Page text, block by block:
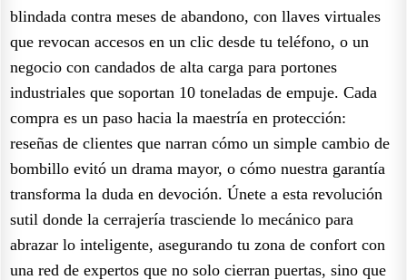
blindada contra meses de abandono, con llaves virtuales
que revocan accesos en un clic desde tu teléfono, o un
negocio con candados de alta carga para portones
industriales que soportan 10 toneladas de empuje. Cada
compra es un paso hacia la maestría en protección:
reseñas de clientes que narran cómo un simple cambio de
bombillo evitó un drama mayor, o cómo nuestra garantía
transforma la duda en devoción. Únete a esta revolución
sutil donde la cerrajería trasciende lo mecánico para
abrazar lo inteligente, asegurando tu zona de confort con
una red de expertos que no solo cierran puertas, sino que